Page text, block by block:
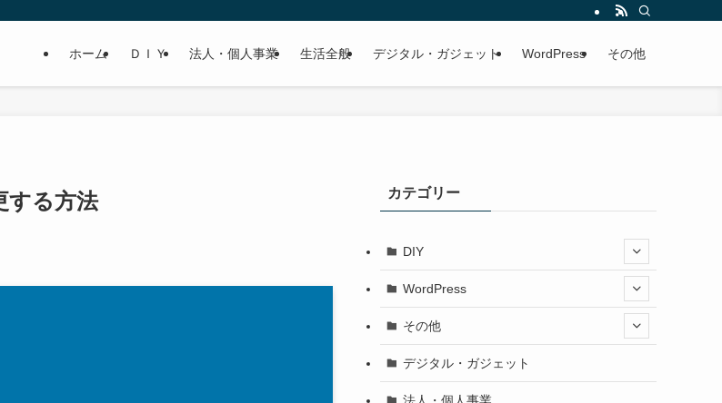
ホーム ＤＩＹ 法人・個人事業 生活全般 デジタル・ガジェット WordPress その他
する方法 カテゴリー
DIY
WordPress
その他
デジタル・ガジェット
法人・個人事業